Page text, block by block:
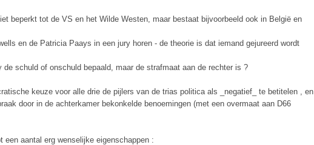
beperkt tot de VS en het Wilde Westen, maar bestaat bijvoorbeeld ook in België en
en de Patricia Paays in een jury horen - de theorie is dat iemand gejureerd wordt
schuld of onschuld bepaald, maar de strafmaat aan de rechter is ?
keuze voor alle drie de pijlers van de trias politica als _negatief_ te betitelen , en
door in de achterkamer bekonkelde benoemingen (met een overmaat aan D66
aantal erg wenselijke eigenschappen :